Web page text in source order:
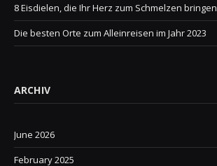
8 Eisdielen, die Ihr Herz zum Schmelzen bringen
Die besten Orte zum Alleinreisen im Jahr 2023
ARCHIV
June 2026
February 2025